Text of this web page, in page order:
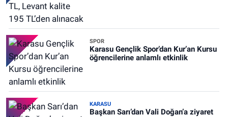
SPOR
Karasu Gençlik Spor’dan Kur’an Kursu
öğrencilerine anlamlı etkinlik
KARASU
Başkan Sarı’dan Vali Doğan’a ziyaret